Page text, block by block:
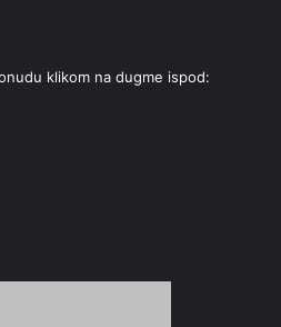
klikom na dugme ispod: